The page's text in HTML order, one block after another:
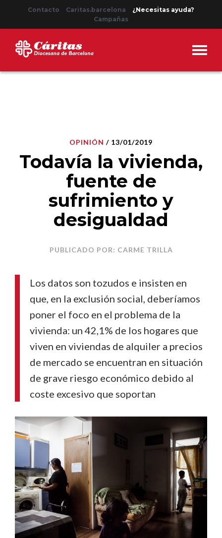
Contacto Caritas.barcelona
¿Necesitas ayuda?
Campañas
OPINIÓN / 13/01/2019
Todavía la vivienda,
fuente de
sufrimiento y
desigualdad
PUBLICADO POR: CARME TRILLA
Los datos son tozudos e insisten en
que, en la exclusión social, deberíamos
poner el foco en el problema de la
vivienda: un 42,1% de los hogares que
viven en viviendas de alquiler a precios
de mercado se encuentran en situación
de grave riesgo económico debido al
coste excesivo que soportan